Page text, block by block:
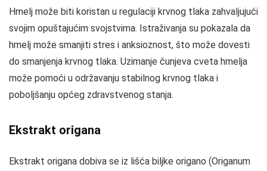
Hmelj može biti koristan u regulaciji krvnog tlaka zahvaljujući
svojim opuštajućim svojstvima. Istraživanja su pokazala da
hmelj može smanjiti stres i anksioznost, što može dovesti
do smanjenja krvnog tlaka. Uzimanje čunjeva cveta hmelja
može pomoći u održavanju stabilnog krvnog tlaka i
poboljšanju općeg zdravstvenog stanja.
Ekstrakt origana
Ekstrakt origana dobiva se iz lišća biljke origano (Origanum